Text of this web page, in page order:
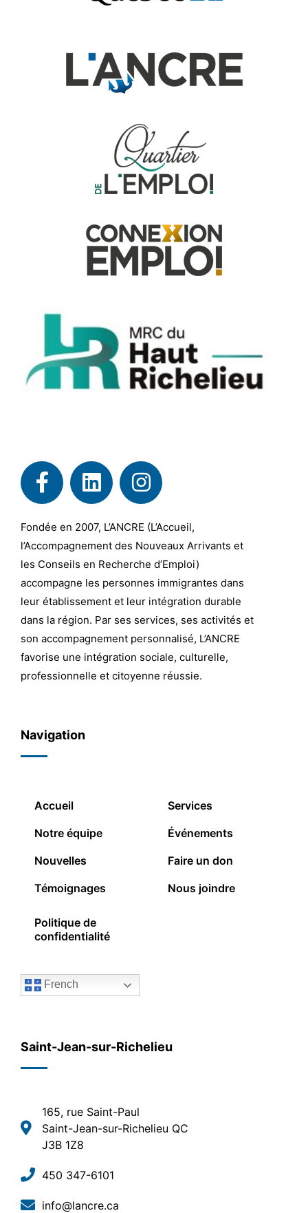
Fondée en 2007, L’ANCRE (L’Accueil,
l’Accompagnement des Nouveaux Arrivants et
les Conseils en Recherche d’Emploi)
accompagne les personnes immigrantes dans
leur établissement et leur intégration durable
dans la région. Par ses services, ses activités et
son accompagnement personnalisé, L’ANCRE
favorise une intégration sociale, culturelle,
professionnelle et citoyenne réussie.
Navigation
Accueil
Notre équipe
Nouvelles
Témoignages
Services
Événements
Faire un don
Nous joindre
Politique de
confidentialité
French
Saint-Jean-sur-Richelieu
165, rue Saint-Paul
Saint-Jean-sur-Richelieu QC
J3B 1Z8
450 347-6101
info@lancre.ca